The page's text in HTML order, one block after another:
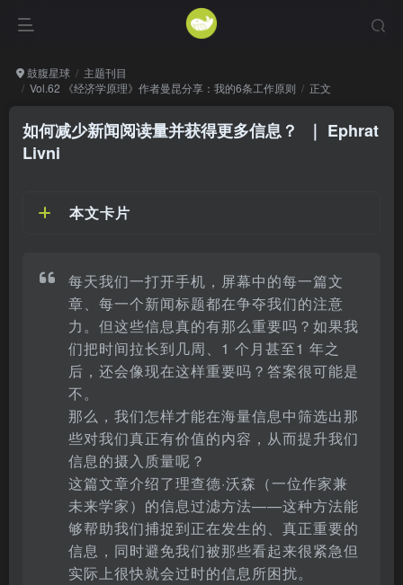
鼓腹星球
主题刊目
Vol.62 《经济学原理》作者曼昆分享：我的6条工作原则
正文
如何减少新闻阅读量并获得更多信息？
｜ Ephrat
Livni
本文卡片
每天我们一打开手机，屏幕中的每一篇文
章、每一个新闻标题都在争夺我们的注意
力。但这些信息真的有那么重要吗？如果我
们把时间拉长到几周、1 个月甚至1 年之
后，还会像现在这样重要吗？答案很可能是
不。
那么，我们怎样才能在海量信息中筛选出那
些对我们真正有价值的内容，从而提升我们
信息的摄入质量呢？
这篇文章介绍了理查德·沃森（一位作家兼
未来学家）的信息过滤方法——这种方法能
够帮助我们捕捉到正在发生的、真正重要的
信息，同时避免我们被那些看起来很紧急但
实际上很快就会过时的信息所困扰。